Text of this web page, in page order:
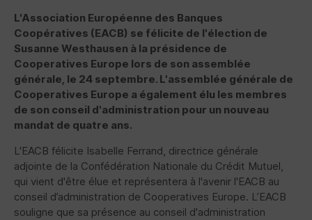
L'Association Européenne des Banques
Coopératives (EACB) se félicite de l'élection de
Susanne Westhausen à la présidence de
Cooperatives Europe lors de son assemblée
générale, le 24 septembre. L'assemblée générale de
Cooperatives Europe a également élu les membres
de son conseil d'administration pour un nouveau
mandat de quatre ans.
L'EACB félicite Isabelle Ferrand, directrice générale
adjointe de la Confédération Nationale du Crédit Mutuel,
qui vient d'être élue et représentera à l'avenir l'EACB au
conseil d’administration de Cooperatives Europe. L’EACB
souligne que sa présence au conseil d'administration